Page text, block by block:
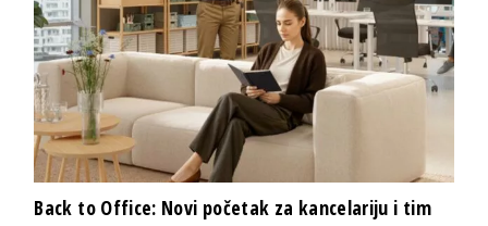
Back to Office: Novi početak za kancelariju i tim